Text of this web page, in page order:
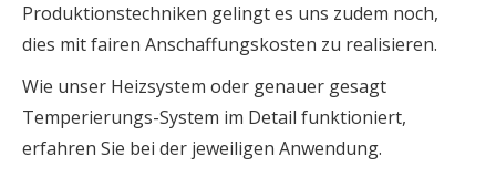
Produktionstechniken gelingt es uns zudem noch,
dies mit fairen Anschaffungskosten zu realisieren.
Wie unser Heizsystem oder genauer gesagt
Temperierungs-System im Detail funktioniert,
erfahren Sie bei der jeweiligen Anwendung.